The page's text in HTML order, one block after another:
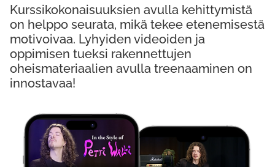
Kurssikokonaisuuksien avulla kehittymistä
on helppo seurata, mikä tekee etenemisestä
motivoivaa. Lyhyiden videoiden ja
oppimisen tueksi rakennettujen
oheismateriaalien avulla treenaaminen on
innostavaa!